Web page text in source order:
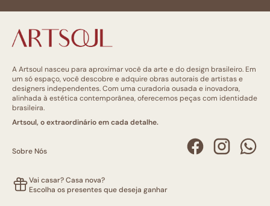
A Artsoul nasceu para aproximar você da arte e do design brasileiro. Em
um só espaço, você descobre e adquire obras autorais de artistas e
designers independentes. Com uma curadoria ousada e inovadora,
alinhada à estética contemporânea, oferecemos peças com identidade
brasileira.
Artsoul, o extraordinário em cada detalhe.
Sobre Nós
Vai casar? Casa nova?
Escolha os presentes que deseja ganhar